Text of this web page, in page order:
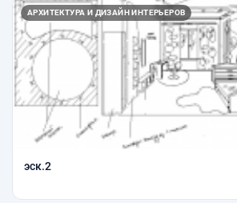
АРХИТЕКТУРА И ДИЗАЙН ИНТЕРЬЕРОВ
эск.2